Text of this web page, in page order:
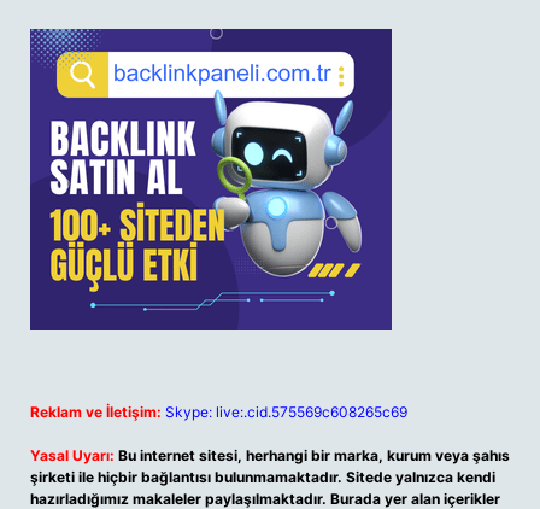
Reklam ve İletişim: Skype: live:.cid.575569c608265c69
Yasal Uyarı: Bu internet sitesi, herhangi bir marka, kurum veya şahıs
şirketi ile hiçbir bağlantısı bulunmamaktadır. Sitede yalnızca kendi
hazırladığımız makaleler paylaşılmaktadır. Burada yer alan içerikler